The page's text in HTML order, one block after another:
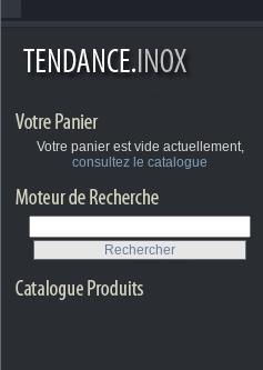
Votre panier est vide actuellement,
consultez le catalogue